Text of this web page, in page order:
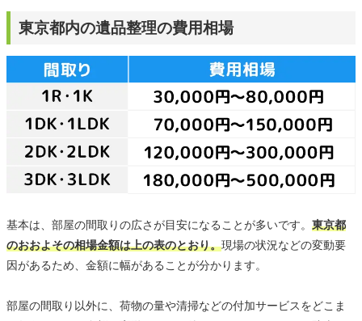
東京都内の遺品整理の費用相場
基本は、部屋の間取りの広さが目安になることが多いです。 東京都
のおおよその相場金額は上の表のとおり。現場の状況などの変動要
因があるため、金額に幅があることが分かります。
部屋の間取り以外に、荷物の量や清掃などの付加サービスをどこま